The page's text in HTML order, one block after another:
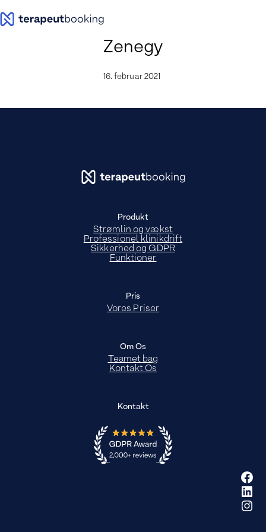
til
Zenegy
16. februar 2021
Produkt
Strømlin og vækst
Professionel klinikdrift
Sikkerhed og GDPR
Funktioner
Pris
Vores Priser
Om Os
Teamet bag
Kontakt Os
Kontakt